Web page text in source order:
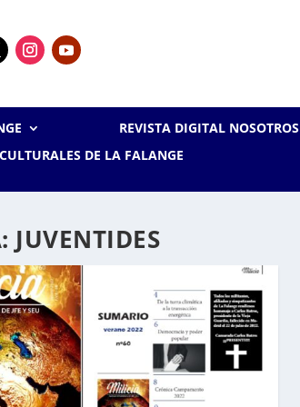
REVISTA DIGITAL NOSOTROS
DE LA FALANGE
JUVENTIDES